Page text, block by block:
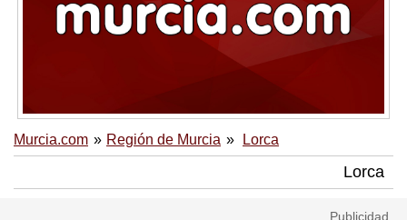
Murcia.com Región de Murcia Lorca
Lorca